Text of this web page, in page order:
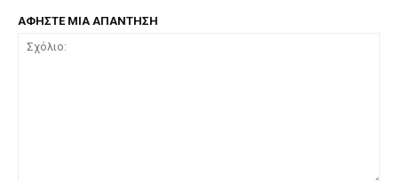
ΑΦΗΣΤΕ ΜΙΑ ΑΠΑΝΤΗΣΗ